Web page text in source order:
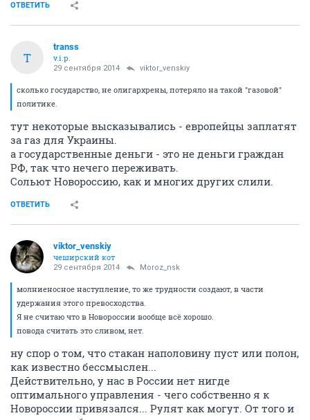
ОТВЕТИТЬ
T
transs
v.i.p.
29 сентября 2014 viktor_venskiy
сколько государство, не олигархрены, потеряло на такой "газовой"
политике.
тут некоторые высказывались - европейцы заплатят
за газ для Украины.
а государственные деньги - это не деньги граждан
РФ, так что нечего переживать.
Сольют Новороссию, как и многих других слили.
ОТВЕТИТЬ
viktor_venskiy
чеширский кот
29 сентября 2014 Moroz_nsk
молниеносное наступление, то же трудности создают, в части
удержания этого превосходства.
Я не считаю что в Новороссии вообще всё хорошо.
повода считать это сливом, нет.
ну спор о том, что стакан наполовину пуст или полон,
как известно бессмыслен...
Действительно, у нас в России нет нигде
оптимального управления - чего собственно я к
Новороссии привязался... Рулят как могут. От того и